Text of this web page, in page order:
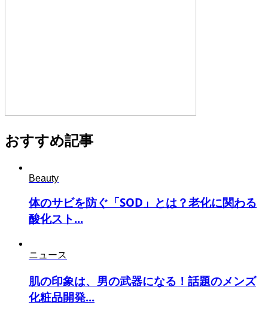
おすすめ記事
Beauty
体のサビを防ぐ「SOD」とは？老化に関わる
酸化スト...
ニュース
肌の印象は、男の武器になる！話題のメンズ
化粧品開発...